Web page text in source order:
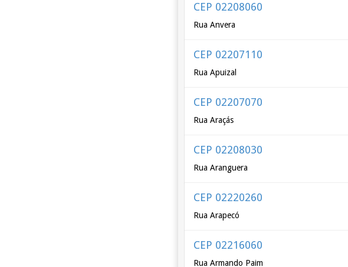
CEP 02208060
Rua Anvera
CEP 02207110
Rua Apuizal
CEP 02207070
Rua Araçás
CEP 02208030
Rua Aranguera
CEP 02220260
Rua Arapecó
CEP 02216060
Rua Armando Paim